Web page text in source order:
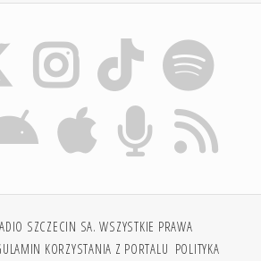
SZCZECIN SA. WSZYSTKIE PRAWA
KORZYSTANIA Z PORTALU POLITYKA